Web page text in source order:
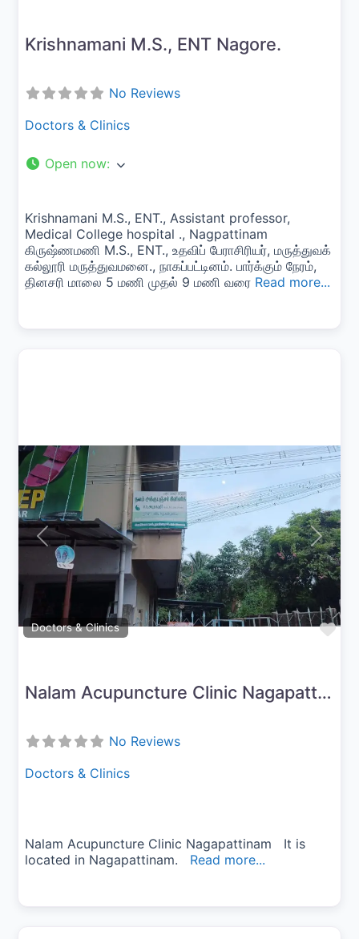
Krishnamani M.S., ENT Nagore.
No Reviews
Doctors & Clinics
Open now:
Krishnamani M.S., ENT., Assistant professor,
Medical College hospital ., Nagpattinam
கிருஷ்ணமணி M.S., ENT., உதவிப் பேராசிரியர், மருத்துவக்
கல்லூரி மருத்துவமனை., நாகப்பட்டினம். பார்க்கும் நேரம்,
தினசரி மாலை 5 மணி முதல் 9 மணி வரை Read more...
Doctors & Clinics
Previous Next
Nalam Acupuncture Clinic Nagapattinam
No Reviews
Doctors & Clinics
Nalam Acupuncture Clinic Nagapattinam It is
located in Nagapattinam. Read more...